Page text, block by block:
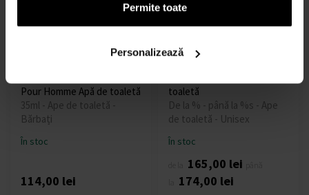
Permite toate
Personalizează
Pour Homme Apă de toaletă
35ml - Ape de toaletă -
Bărbați
În stoc
114,00 lei
toaletă
De la % - până la %s - Ape
de toaletă - Unisex
În stoc
165,00 lei
174,00 lei